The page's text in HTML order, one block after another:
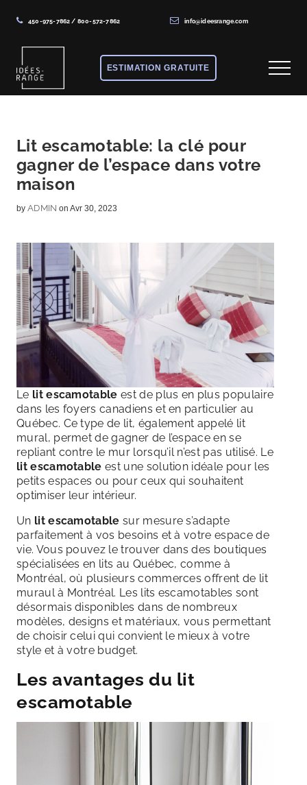
450-975-7862 / 800-572-7862 info@ideesrange.com
main
content
primary
sidebar
footer
rangement
sur
mesure
ESTIMATION GRATUITE Menu
Lit escamotable: la clé pour
gagner de l’espace dans votre
maison
by ADMIN on Avr 30, 2023
Le lit escamotableest de plus en plus populaire
dans les foyers canadiens et en particulier au
Québec. Ce type de lit, également appelé lit
mural, permet de gagner de l’espace en se
repliant contre le mur lorsqu’il n’est pas utilisé. Le
lit escamotable est une solution idéale pour les
petits espaces ou pour ceux qui souhaitent
optimiser leur intérieur.
Un lit escamotablesur mesure s’adapte
parfaitement à vos besoins et à votre espace de
vie. Vous pouvez le trouver dans des boutiques
spécialisées en lits au Québec, comme à
Montréal, où plusieurs commerces offrent de lit
muraul à Montréal. Les lits escamotables sont
désormais disponibles dans de nombreux
modèles, designs et matériaux, vous permettant
de choisir celui qui convient le mieux à votre
style et à votre budget.
Les avantages du lit
escamotable